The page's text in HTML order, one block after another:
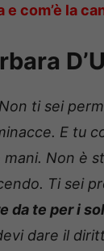
e com’è la
Non ti sei
E tu
Non è
Ti sei
da te per i
dare il